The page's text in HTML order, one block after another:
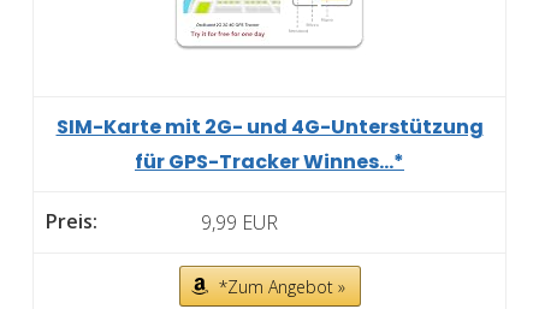
SIM-Karte mit 2G- und 4G-Unterstützung
für GPS-Tracker Winnes...*
9,99 EUR
*Zum Angebot »